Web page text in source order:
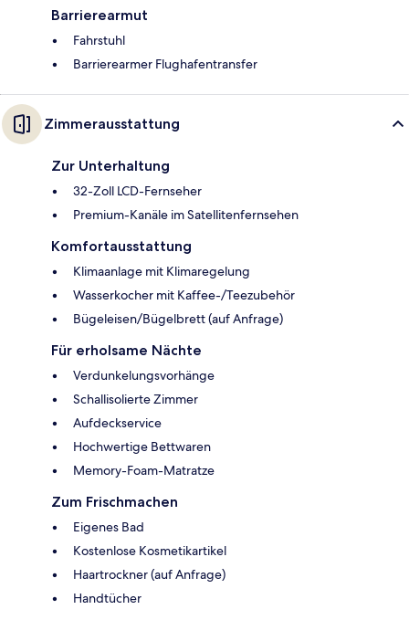
Barrierearmut
Fahrstuhl
Barrierearmer Flughafentransfer
Zimmerausstattung
Zur Unterhaltung
32-Zoll LCD-Fernseher
Premium-Kanäle im Satellitenfernsehen
Komfortausstattung
Klimaanlage mit Klimaregelung
Wasserkocher mit Kaffee-/Teezubehör
Bügeleisen/Bügelbrett (auf Anfrage)
Für erholsame Nächte
Verdunkelungsvorhänge
Schallisolierte Zimmer
Aufdeckservice
Hochwertige Bettwaren
Memory-Foam-Matratze
Zum Frischmachen
Eigenes Bad
Kostenlose Kosmetikartikel
Haartrockner (auf Anfrage)
Handtücher